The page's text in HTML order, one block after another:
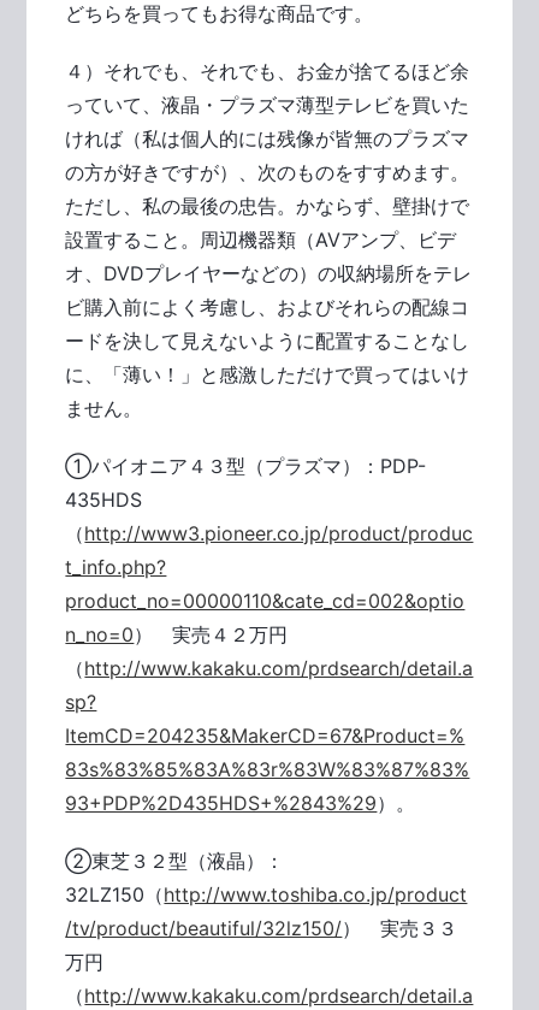
どちらを買ってもお得な商品です。
４）それでも、それでも、お金が捨てるほど余
っていて、液晶・プラズマ薄型テレビを買いた
ければ（私は個人的には残像が皆無のプラズマ
の方が好きですが）、次のものをすすめます。
ただし、私の最後の忠告。かならず、壁掛けで
設置すること。周辺機器類（AVアンプ、ビデ
オ、DVDプレイヤーなどの）の収納場所をテレ
ビ購入前によく考慮し、およびそれらの配線コ
ードを決して見えないように配置することなし
に、「薄い！」と感激しただけで買ってはいけ
ません。
①パイオニア４３型（プラズマ）：PDP-
435HDS
（http://www3.pioneer.co.jp/product/produc
t_info.php?
product_no=00000110&cate_cd=002&optio
n_no=0） 実売４２万円
（http://www.kakaku.com/prdsearch/detail.a
sp?
ItemCD=204235&MakerCD=67&Product=%
83s%83%85%83A%83r%83W%83%87%83%
93+PDP%2D435HDS+%2843%29）。
②東芝３２型（液晶）：
32LZ150（http://www.toshiba.co.jp/product
/tv/product/beautiful/32lz150/） 実売３３
万円
（http://www.kakaku.com/prdsearch/detail.a